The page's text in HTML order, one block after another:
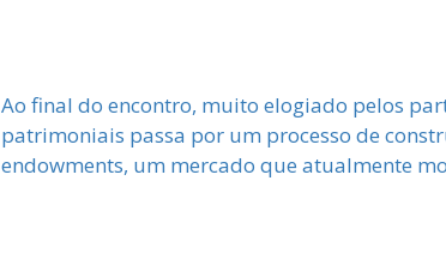
Ao final do encontro, muito elogiado pelos
patrimoniais passa por um processo de
endowments, um mercado que atualmente